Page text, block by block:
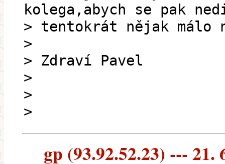
kolega,abych se pak
> tentokrát nějak málo
>
> Zdraví Pavel
>
>
>
gp (93.92.52.23) --- 21.